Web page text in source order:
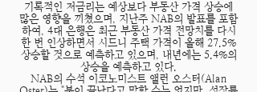
기록적인 저금리는 예상보다 부동산 가격 상승에
많은 영향을 끼쳤으며, 지난주 NAB의 발표를 포함
하여, 4대 은행은 최근 부동산 가격 전망치를 다시
한 번 인상하면서 시드니 주택 가격이 올해 27.5%
상승할 것으로 예측하고 있으며, 내년에는 5.4%의
상승을 예측하고 있다.
NAB의 수석 이코노미스트 앨런 오스터(Alan